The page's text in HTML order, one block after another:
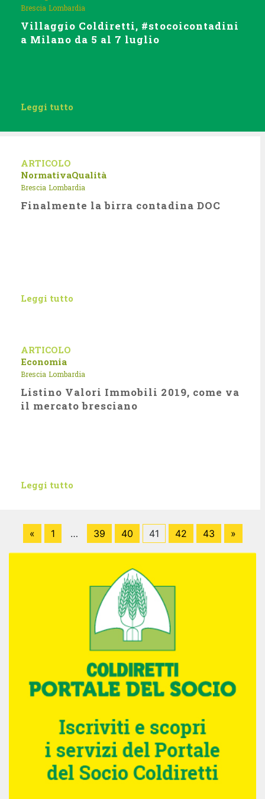
Brescia Lombardia
Villaggio Coldiretti, #stocoicontadini
a Milano da 5 al 7 luglio
Leggi tutto
ARTICOLO
NormativaQualità
Brescia Lombardia
Finalmente la birra contadina DOC
Leggi tutto
ARTICOLO
Economia
Brescia Lombardia
Listino Valori Immobili 2019, come va
il mercato bresciano
Leggi tutto
« 1 … 39 40 41 42 43 »